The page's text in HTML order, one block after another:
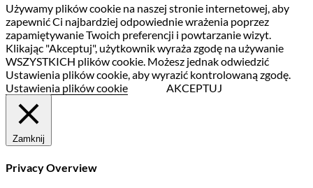
Używamy plików cookie na naszej stronie internetowej, aby
zapewnić Ci najbardziej odpowiednie wrażenia poprzez
zapamiętywanie Twoich preferencji i powtarzanie wizyt.
Klikając "Akceptuj", użytkownik wyraża zgodę na używanie
WSZYSTKICH plików cookie. Możesz jednak odwiedzić
Ustawienia plików cookie, aby wyrazić kontrolowaną zgodę.
Ustawienia plików cookie
AKCEPTUJ
Zamknij
Privacy Overview